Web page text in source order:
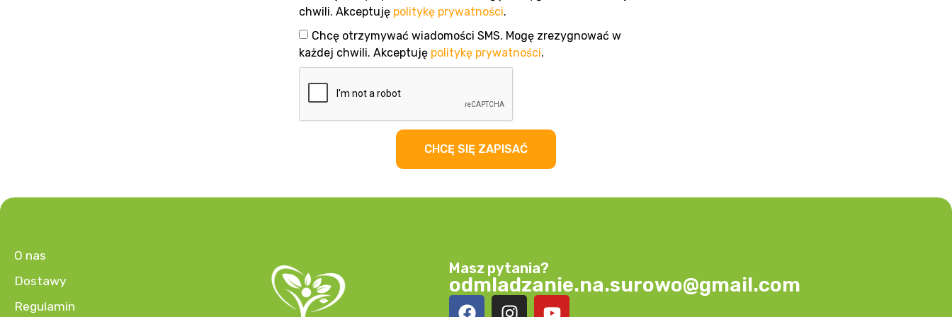
chwili. Akceptuję politykę prywatności.
Chcę otrzymywać wiadomości SMS. Mogę zrezygnować w
każdej chwili. Akceptuję politykę prywatności.
CHCĘ SIĘ ZAPISAĆ
O nas
Dostawy
Regulamin
Masz pytania?
odmladzanie.na.surowo@gmail.com